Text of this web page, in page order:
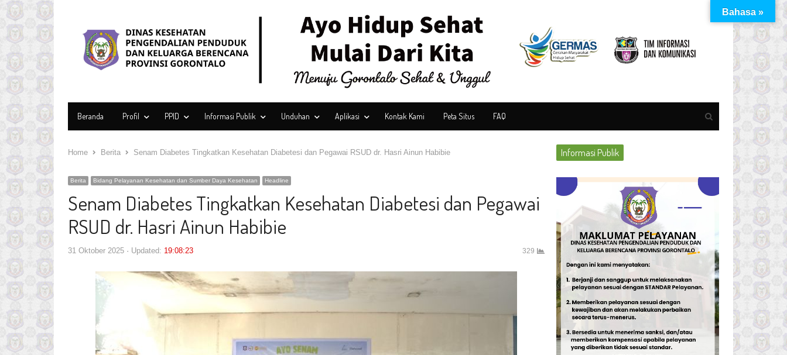
Beranda Profil PPID Informasi Publik Unduhan Aplikasi Kontak Kami Peta Situs FAQ
Open
search
panel
Home
Berita Senam Diabetes Tingkatkan Kesehatan Diabetesi dan Pegawai RSUD dr. Hasri Ainun Habibie
Berita Bidang Pelayanan Kesehatan dan Sumber Daya Kesehatan Headline
Senam Diabetes Tingkatkan Kesehatan Diabetesi dan Pegawai
RSUD dr. Hasri Ainun Habibie
31 Oktober 2025 Updated: 19:08:23 329
Informasi Publik
Bahasa »